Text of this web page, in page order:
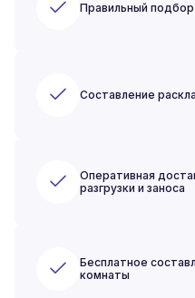
Правильный
Составление
Оперативная
разгрузки и заноса
Бесплатное
комнаты